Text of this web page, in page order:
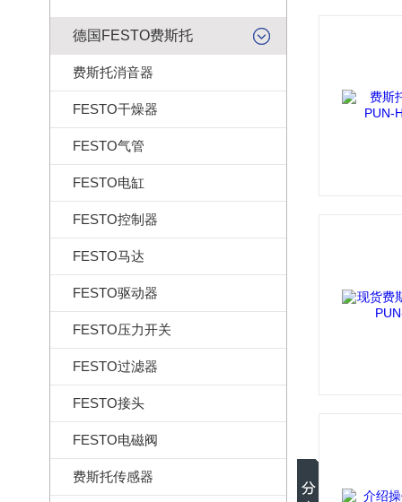
德国FESTO费斯托
费斯托消音器
FESTO干燥器
FESTO气管
FESTO电缸
FESTO控制器
FESTO马达
FESTO驱动器
FESTO压力开关
FESTO过滤器
FESTO接头
FESTO电磁阀
费斯托传感器